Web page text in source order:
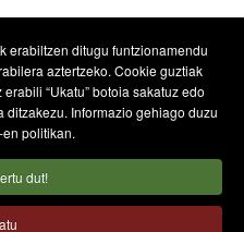
erabiltzen ditugu funtzionamendu
aztertzeko. Cookie guztiak
“Ukatu” botoia sakatuz edo
ditzakezu. Informazio gehiago duzu
politikan.
dut!
politika